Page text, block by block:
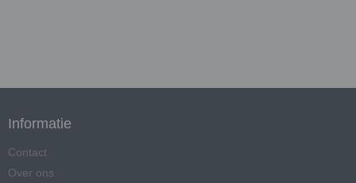
Informatie
Contact
Over ons